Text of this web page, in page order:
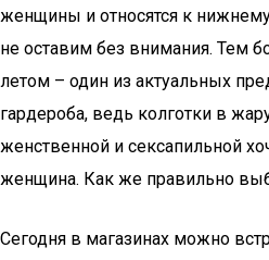
женщины и относятся к
не оставим без внимания. Тем
летом – один из актуальных
гардероба, ведь колготки в
женственной и сексапильной
женщина. Как же правильно
Сегодня в магазинах можно